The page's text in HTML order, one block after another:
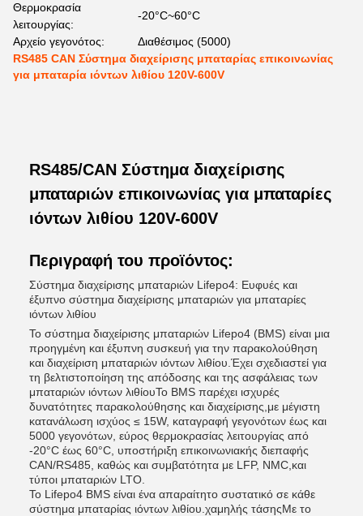
Θερμοκρασία
λειτουργίας:
-20°C~60°C
Αρχείο γεγονότος:
Διαθέσιμος (5000)
RS485 CAN Σύστημα διαχείρισης μπαταρίας επικοινωνίας
για μπαταρία ιόντων λιθίου 120V-600V
RS485/CAN Σύστημα διαχείρισης
μπαταριών επικοινωνίας για μπαταρίες
ιόντων λιθίου 120V-600V
Περιγραφή του προϊόντος:
Σύστημα διαχείρισης μπαταριών Lifepo4: Ευφυές και
έξυπνο σύστημα διαχείρισης μπαταριών για μπαταρίες
ιόντων λιθίου
Το σύστημα διαχείρισης μπαταριών Lifepo4 (BMS) είναι μια
προηγμένη και έξυπνη συσκευή για την παρακολούθηση
και διαχείριση μπαταριών ιόντων λιθίου.Έχει σχεδιαστεί για
τη βελτιστοποίηση της απόδοσης και της ασφάλειας των
μπαταριών ιόντων λιθίουΤο BMS παρέχει ισχυρές
δυνατότητες παρακολούθησης και διαχείρισης,με μέγιστη
κατανάλωση ισχύος ≤ 15W, καταγραφή γεγονότων έως και
5000 γεγονότων, εύρος θερμοκρασίας λειτουργίας από
-20°C έως 60°C, υποστήριξη επικοινωνιακής διεπαφής
CAN/RS485, καθώς και συμβατότητα με LFP, NMC,και
τύποι μπαταριών LTO.
Το Lifepo4 BMS είναι ένα απαραίτητο συστατικό σε κάθε
σύστημα μπαταρίας ιόντων λιθίου.χαμηλής τάσηςΜε το